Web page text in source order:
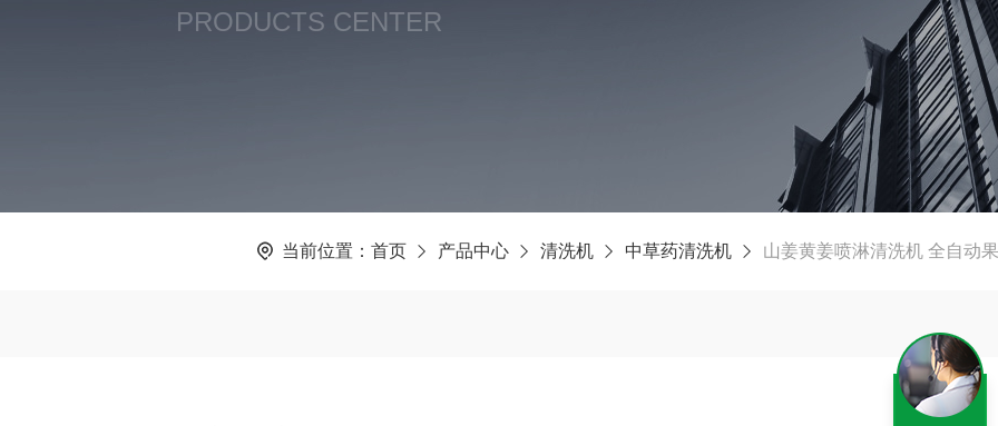
PRODUCTS CENTER
当前位置： 首页 产品中心 清洗机 中草药清洗机 山姜黄姜喷淋清洗机 全自动